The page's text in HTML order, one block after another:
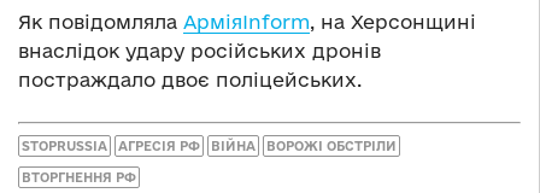
Як повідомляла АрміяInform, на Херсонщині
внаслідок удару російських дронів
постраждало двоє поліцейських.
STOPRUSSIA АГРЕСІЯ РФ ВІЙНА ВОРОЖІ ОБСТРІЛИ
ВТОРГНЕННЯ РФ